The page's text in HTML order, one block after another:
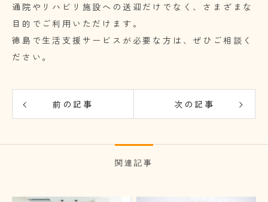
通院やリハビリ施設への送迎だけでなく、さまざまな
目的でご利用いただけます。
徳島で生活支援サービスが必要な方は、ぜひご相談く
ださい。
前の記事 次の記事
関連記事